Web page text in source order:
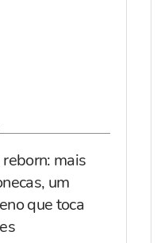
mais
um
que toca